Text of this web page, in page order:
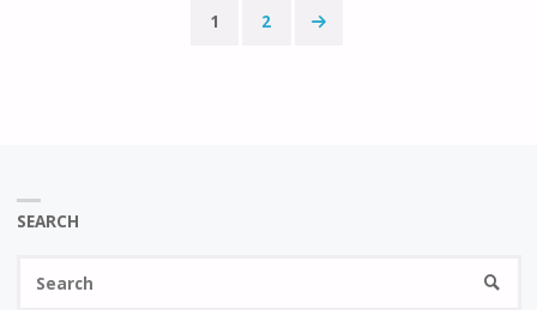
1 2
SEARCH